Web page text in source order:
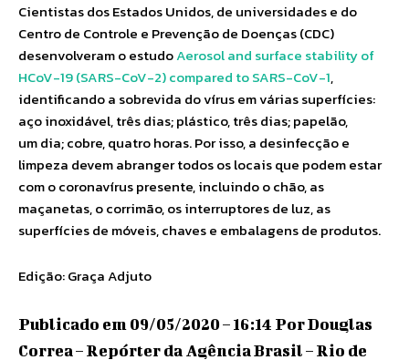
Cientistas dos Estados Unidos, de universidades e do
Centro de Controle e Prevenção de Doenças (CDC)
desenvolveram o estudoAerosol and surface stability of
HCoV-19 (SARS-CoV-2) compared to SARS-CoV-1,
identificando a sobrevida do vírus em várias superfícies:
aço inoxidável, três dias; plástico, três dias; papelão,
um dia; cobre, quatro horas. Por isso, a desinfecção e
limpeza devem abranger todos os locais que podem estar
com o coronavírus presente, incluindo o chão, as
maçanetas, o corrimão, os interruptores de luz, as
superfícies de móveis, chaves e embalagens de produtos.
Edição: Graça Adjuto
Publicado em 09/05/2020 – 16:14 Por Douglas
Correa – Repórter da Agência Brasil – Rio de